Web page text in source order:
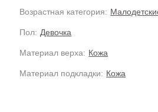
Возрастная категория:
Пол: Девочка
Материал верха: Кожа
Материал подкладки: Кожа